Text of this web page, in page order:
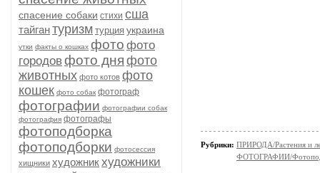
спасение собаки стихи сша
тайгантуризм турция украина
утки факты о кошках фото фото
городовфото дня фото
животных фото котов фото
кошек фото собак фотограф
фотографии фотографии собак
фотография фотографы
фотоподборка
фотоподборки фотосессия
хищники художникхудожники
Рубрики: ПРИРОДА/Растения и
ФОТОГРАФИИ/